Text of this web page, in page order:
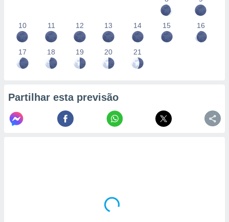
10 11 12 13 14 15 16
17 18 19 20 21
Partilhar esta previsão